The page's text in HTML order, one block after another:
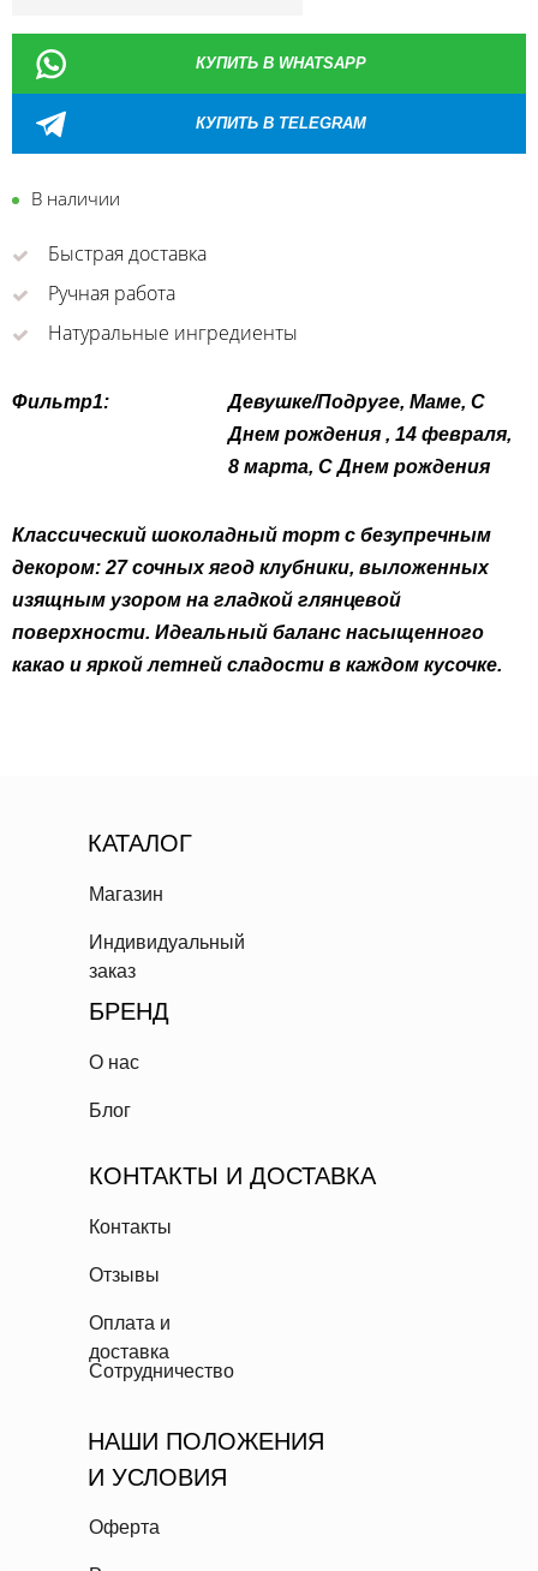
КУПИТЬ В WHATSAPP
КУПИТЬ В TELEGRAM
В наличии
Быстрая доставка
Ручная работа
Натуральные ингредиенты
Фильтр1:
Девушке/Подруге, Маме, С
Днем рождения , 14 февраля,
8 марта, С Днем рождения
Классический шоколадный торт с безупречным
декором: 27 сочных ягод клубники, выложенных
изящным узором на гладкой глянцевой
поверхности. Идеальный баланс насыщенного
какао и яркой летней сладости в каждом кусочке.
КАТАЛОГ
БРЕНД
КОНТАКТЫ И ДОСТАВКА
Магазин
Индивидуальный
заказ
О нас
Блог
Контакты
Отзывы
Оплата и
доставка
Сотрудничество
НАШИ ПОЛОЖЕНИЯ
И УСЛОВИЯ
Оферта